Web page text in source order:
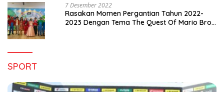
7 Desember 2022
Rasakan Momen Pergantian Tahun 2022-
2023 Dengan Tema The Quest Of Mario Bros
SPORT